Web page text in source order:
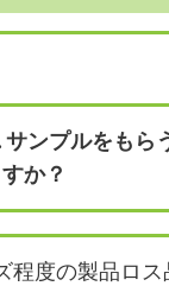
サンプルをもら
か？
程度の製品ロス